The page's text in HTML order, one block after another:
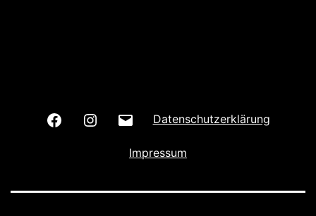
Mail
Datenschutzerklärung
Impressum